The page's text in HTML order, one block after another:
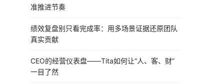
准推进节奏
绩效复盘别只看完成率：用多场景证据还原团队
真实贡献
CEO的经营仪表盘——Tita如何让“人、客、财”
一目了然